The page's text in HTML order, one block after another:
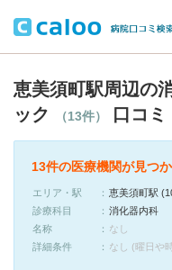
恵美須町駅周辺の
ック
（13件） 口コミ
13件の医療機関が見つ
エリア・駅
恵美須町駅
診療科目
消化器内科
名称
なし
詳細条件
なし (曜日や